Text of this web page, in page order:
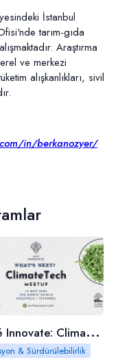
İstanbul
tarım-gıda
Araştırma
ve merkezi
alışkanlıkları, sivil
in/berkanozyer/
A
rkhé Innovate: ClimateTech Meetup
& Sürdürülebilirlik